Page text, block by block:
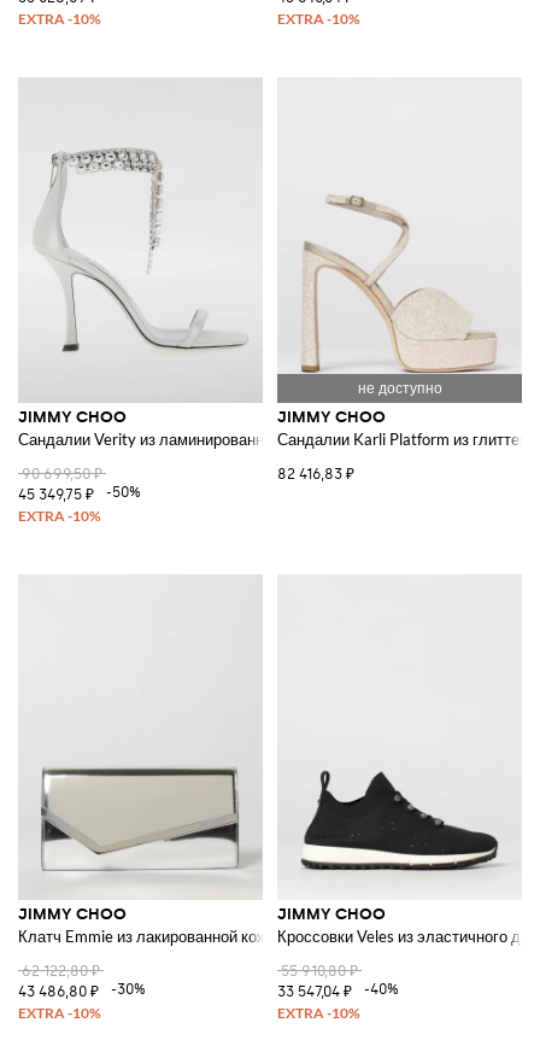
JIMMY CHOO
Сандалии Verity из ламинированной кожи со стразами
90 699,50 ₽
45 349,75 ₽
-50%
JIMMY CHOO
Сандалии Karli Platform из
82 416,83 ₽
JIMMY CHOO
Клатч Emmie из лакированной кожи
62 122,80 ₽
43 486,80 ₽
-30%
JIMMY CHOO
Кроссовки Veles из эластичного
55 910,80 ₽
33 547,04 ₽
-40%